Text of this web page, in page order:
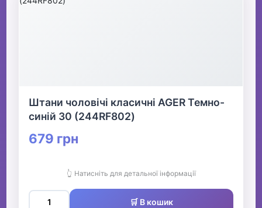
Штани чоловічі класичні AGER Темно-
синій 30 (244RF802)
679 грн
👆 Натисніть для детальної інформації
🛒 В кошик